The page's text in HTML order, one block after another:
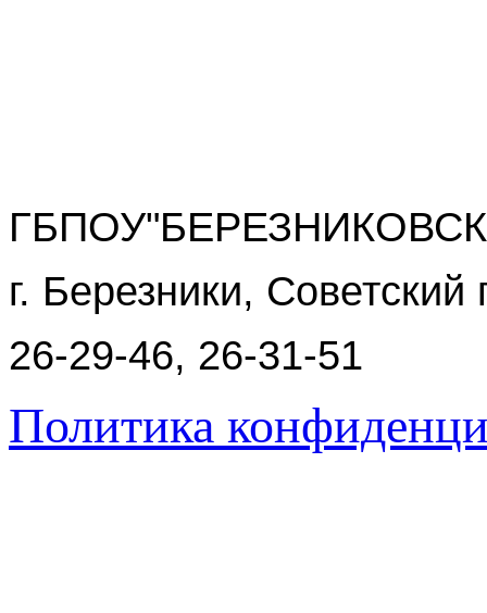
г. Березники, Советский
26-29-46, 26-31-51
Политика